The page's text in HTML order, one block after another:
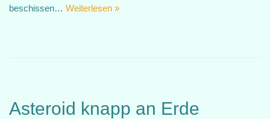
beschissen… Weiterlesen »
Asteroid knapp an Erde